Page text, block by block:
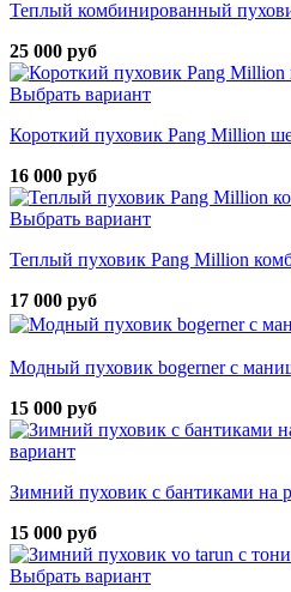
Теплый комбинированный
25 000 руб
Выбрать вариант
Короткий пуховик Pang Million
16 000 руб
Выбрать вариант
Теплый пуховик Pang Million
17 000 руб
Модный пуховик bogerner с
15 000 руб
вариант
Зимний пуховик с бантиками на
15 000 руб
Выбрать вариант